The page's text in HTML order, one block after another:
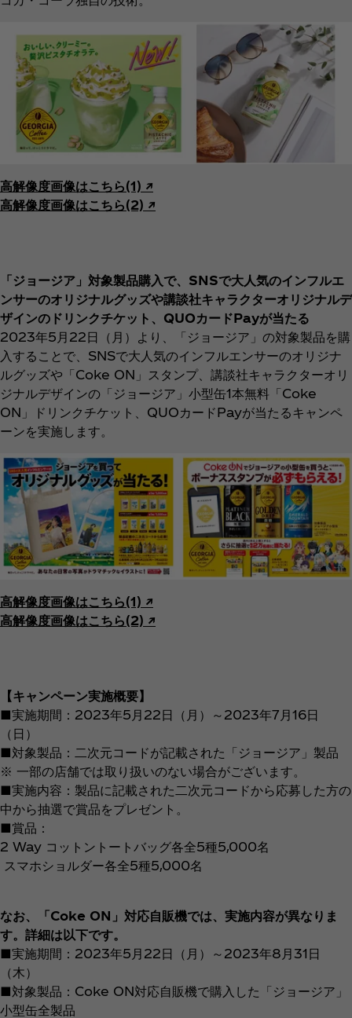
高解像度画像はこちら(1) ↗︎
高解像度画像はこちら(2) ↗︎
「ジョージア」対象製品購入で、SNSで大人気のインフルエ
ンサーのオリジナルグッズや講談社キャラクターオリジナルデ
ザインのドリンクチケット、QUOカードPayが当たる
2023年5月22日（月）より、「ジョージア」の対象製品を購
入することで、SNSで大人気のインフルエンサーのオリジナ
ルグッズや「Coke ON」スタンプ、講談社キャラクターオリ
ジナルデザインの「ジョージア」小型缶1本無料「Coke
ON」ドリンクチケット、QUOカードPayが当たるキャンペ
ーンを実施します。
高解像度画像はこちら(1) ↗︎
高解像度画像はこちら(2) ↗︎
【キャンペーン実施概要】
■実施期間：2023年5月22日（月）～2023年7月16日
（日）
■対象製品：二次元コードが記載された「ジョージア」製品
※ 一部の店舗では取り扱いのない場合がございます。
■実施内容：製品に記載された二次元コードから応募した方の
中から抽選で賞品をプレゼント。
■賞品：
2 Way コットントートバッグ各全5種5,000名
スマホショルダー各全5種5,000名
なお、「Coke ON」対応自販機では、実施内容が異なりま
す。詳細は以下です。
■実施期間：2023年5月22日（月）～2023年8月31日
（木）
■対象製品：Coke ON対応自販機で購入した「ジョージア」
小型缶全製品